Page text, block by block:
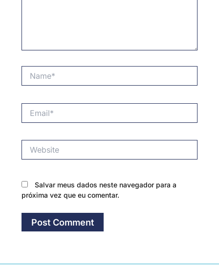
Salvar meus dados neste navegador para a
próxima vez que eu comentar.